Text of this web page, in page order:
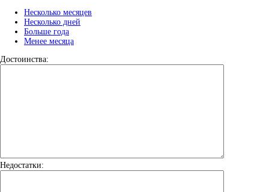
Несколько месяцев
Несколько дней
Больше года
Менее месяца
Достоинства:
Недостатки: